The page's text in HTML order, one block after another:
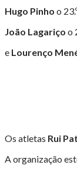
Hugo Pinho o
João Lagariço o
e Lourenço
Os atletas Rui
A organização